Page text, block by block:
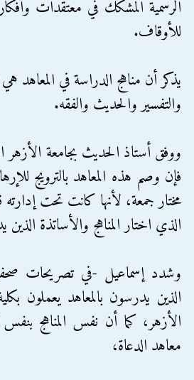
الرسمية المشكك في معتقدات
للأوقاف.
يذكر أن مناهج الدراسة في المعاهد
والتفسير والحديث والفقه.
ووفق أستاذ الحديث بجامعة الأزهر
فإن وصم هذه المعاهد بالترويج
مختار جمعة، لأنها كانت تحت إدارته
الذي اختار المناهج والأساتذة
وشدد إسماعيل -في تصريحات
الذين يدرسون بالمعاهد يعملون
الأزهر، كما أن نفس المناهج بنفس
معاهد الدعاة،